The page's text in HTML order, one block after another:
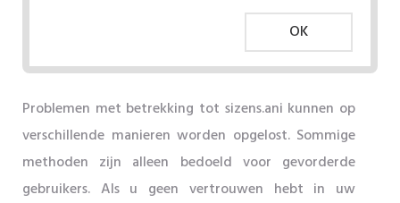
OK
Problemen met betrekking tot sizens.ani kunnen op
verschillende manieren worden opgelost. Sommige
methoden zijn alleen bedoeld voor gevorderde
gebruikers. Als u geen vertrouwen hebt in uw